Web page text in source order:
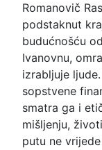
Romanovič
podstaknut
budućnošću
Ivanovnu,
izrabljuje
sopstvene
smatra ga i
mišljenju,
putu ne